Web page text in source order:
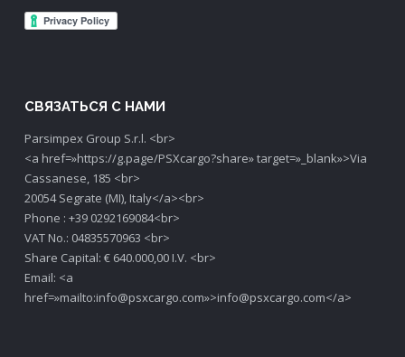
СВЯЗАТЬСЯ С НАМИ
Parsimpex Group S.r.l. <br>
<a href=»https://g.page/PSXcargo?share» target=»_blank»>Via
Cassanese, 185 <br>
20054 Segrate (MI), Italy</a><br>
Phone : +39 0292169084<br>
VAT No.: 04835570963 <br>
Share Capital: € 640.000,00 I.V. <br>
Email: <a
href=»mailto:info@psxcargo.com»>info@psxcargo.com</a>